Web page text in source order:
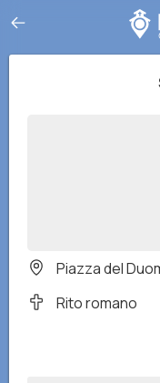
Piazza del
Rito romano